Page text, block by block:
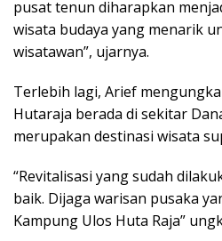
pusat tenun diharapkan
wisata budaya yang menarik
wisatawan”, ujarnya.
Terlebih lagi, Arief
Hutaraja berada di sekitar
merupakan destinasi wisata
“Revitalisasi yang sudah
baik. Dijaga warisan pusaka
Kampung Ulos Huta Raja”